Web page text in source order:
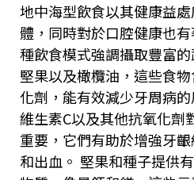
地中海型飲食以其健康益
體，同時對於口腔健康也
種飲食模式強調攝取豐富
堅果以及橄欖油，這些食
化劑，能有效減少牙周病
維生素C以及其他抗氧化劑
重要，它們有助於增強牙
和出血。 堅果和種子提供